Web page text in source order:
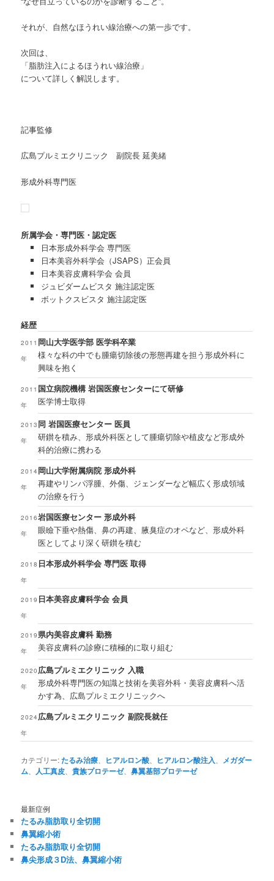
それが、自然なほうれい線治療への第一歩です。
次回は、
「脂肪注入によるほうれい線治療」
について詳しく解説します。
記事監修
広島プルミエクリニック 副院長 延美緒
形成外科専門医
所属学会・専門医・認定医
日本形成外科学会 専門医
日本美容外科学会（JSAPS）正会員
日本美容皮膚科学会 会員
ジュビダームビスタ 施注認定医
ボットクスビスタ 施注認定医
経歴
2011
年
岡山大学医学部 医学科卒業
様々な科の中でも腫瘍切除後の形態再建を担う形成外科に
興味を抱く
2011
年
国立病院機構 岩国医療センターにて研修
医学博士取得
2013
年
同 岩国医療センター 医員
研鑚を積み、形成外科医として腫瘍切除や植皮など形成外
科的治療に携わる
2014
年
岡山大学附属病院 形成外科
再建やリンパ浮腫、外傷、ジェンダーなど幅広く形成領域
の治療を行う
2016
年
岩国医療センター 形成外科
眼瞼下垂や熱傷、鼻の再建、腋臭症のオペなど、形成外科
医としてより深く研鑚を積む
2018
年
日本形成外科学会 専門医 取得
2019
年
日本美容皮膚科学会 会員
2019
年
県内美容皮膚科 勤務
美容皮膚科の診療に積極的に取り組む
2020
年
広島プルミエクリニック 入職
形成外科専門医の知識と技術を美容外科・美容皮膚科へ活
かす為、広島プルミエクリニックへ
2024
年
広島プルミエクリニック 副院長就任
カテゴリー:たるみ治療 ヒアルロン酸 ヒアルロン酸注入
メガダー
ム
人工真皮 、貴族プロテーゼ、鼻翼基部プロテーゼ
最新症例
たるみ脂肪取り全切開
鼻翼縮小術
たるみ脂肪取り全切開
鼻尖形成３D法、鼻翼縮小術